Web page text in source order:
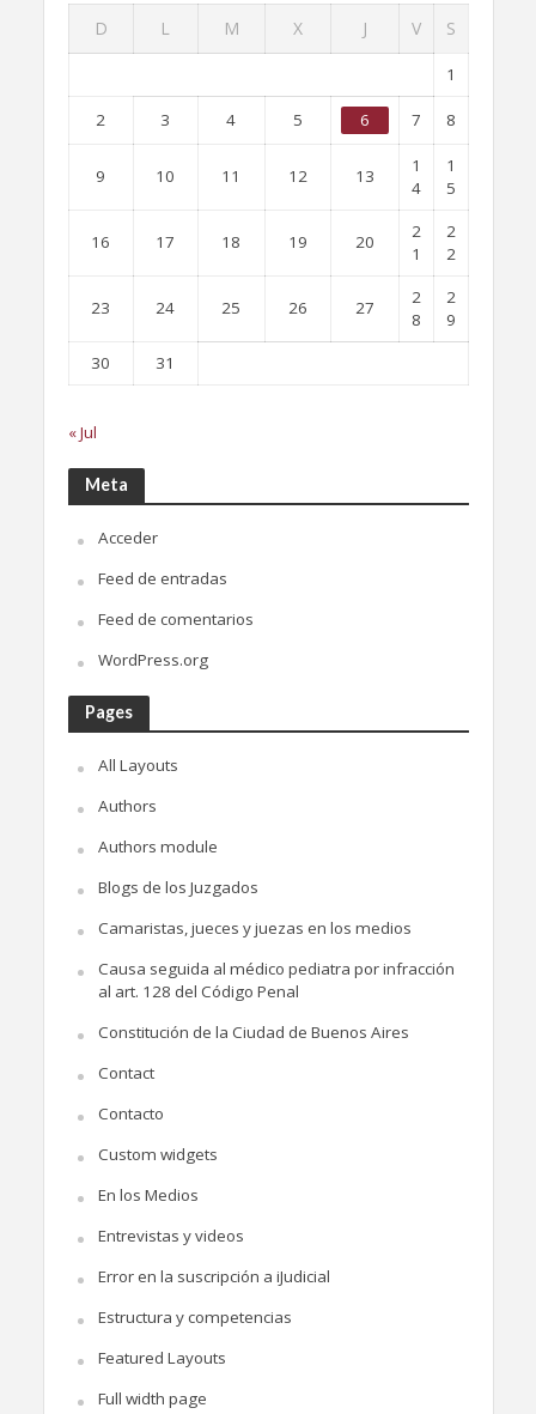
D L M X J V S
1
2 3 4 5 6 7 8
9 10 11 12 13
1
4
1
5
16 17 18 19 20
2
1
2
2
23 24 25 26 27
2
8
2
9
30
31
« Jul
Meta
Acceder
Feed de entradas
Feed de comentarios
WordPress.org
Pages
All Layouts
Authors
Authors module
Blogs de los Juzgados
Camaristas, jueces y juezas en los medios
Causa seguida al médico pediatra por infracción
al art. 128 del Código Penal
Constitución de la Ciudad de Buenos Aires
Contact
Contacto
Custom widgets
En los Medios
Entrevistas y videos
Error en la suscripción a iJudicial
Estructura y competencias
Featured Layouts
Full width page